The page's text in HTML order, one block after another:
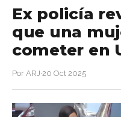
Ex policía
que una
cometer en
Por ARJ·20 Oct 2025